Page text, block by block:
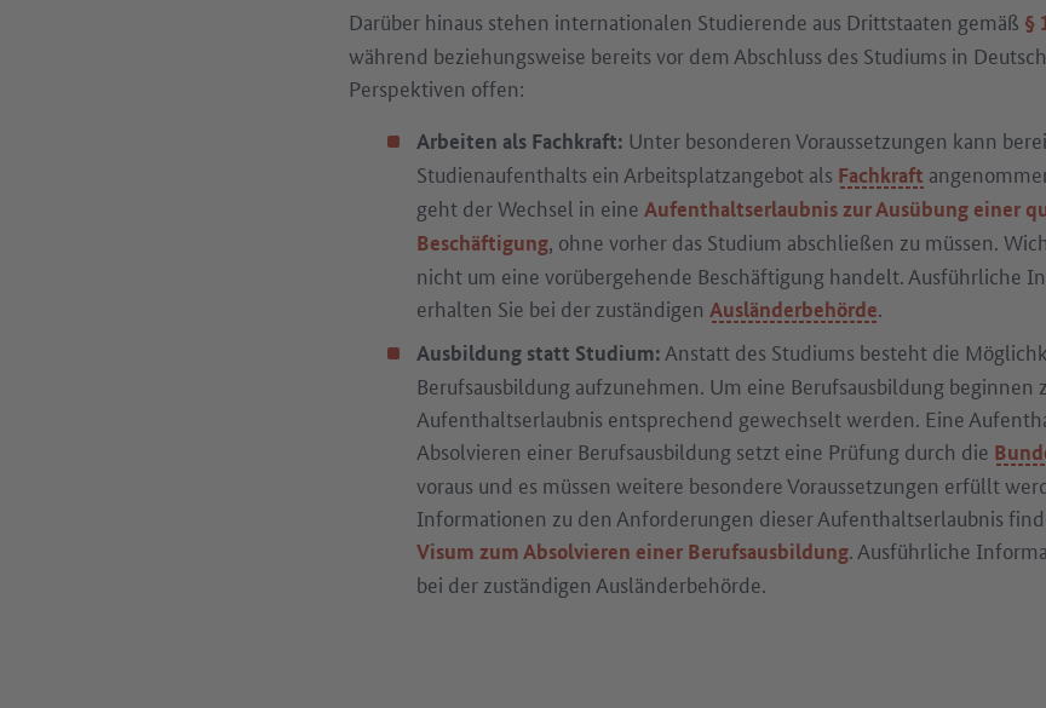
Darüber hinaus stehen internationalen Studierende aus Drittstaaten gemäß §
während beziehungsweise bereits vor dem Abschluss des Studiums in
Perspektiven offen:
Arbeiten als Fachkraft: Unter besonderen Voraussetzungen kann
Studienaufenthalts ein Arbeitsplatzangebot als Fachkraft
geht der Wechsel in eine Aufenthaltserlaubnis zur Ausübung einer
Beschäftigung, ohne vorher das Studium abschließen zu müssen.
nicht um eine vorübergehende Beschäftigung handelt. Ausführliche
erhalten Sie bei der zuständigen Ausländerbehörde.
Ausbildung statt Studium: Anstatt des Studiums besteht die
Berufsausbildung aufzunehmen. Um eine Berufsausbildung beginnen
Aufenthaltserlaubnis entsprechend gewechselt werden. Eine
Absolvieren einer Berufsausbildung setzt eine Prüfung durch die
voraus und es müssen weitere besondere Voraussetzungen erfüllt
Informationen zu den Anforderungen dieser Aufenthaltserlaubnis
Visum zum Absolvieren einer Berufsausbildung. Ausführliche
bei der zuständigen Ausländerbehörde.